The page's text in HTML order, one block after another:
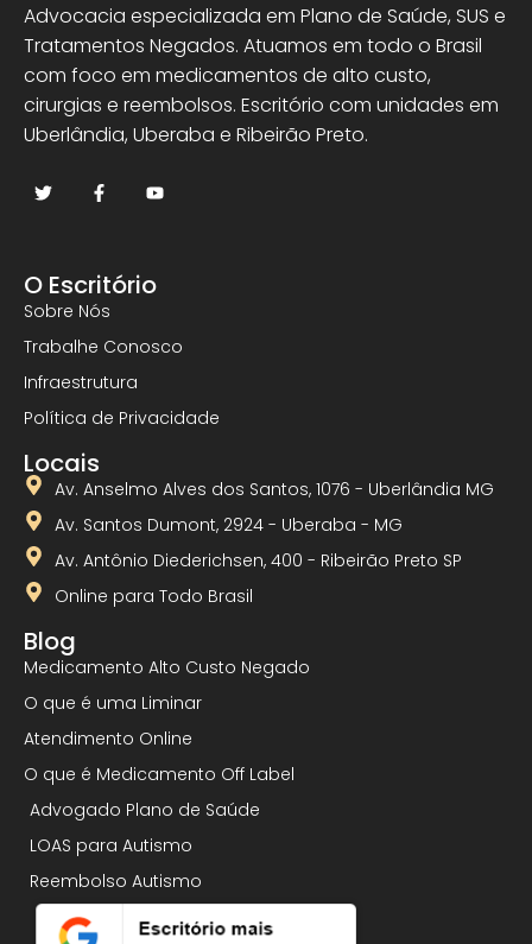
Advocacia especializada em Plano de Saúde, SUS e
Tratamentos Negados. Atuamos em todo o Brasil
com foco em medicamentos de alto custo,
cirurgias e reembolsos. Escritório com unidades em
Uberlândia, Uberaba e Ribeirão Preto.
O Escritório
Sobre Nós
Trabalhe Conosco
Infraestrutura
Política de Privacidade
Locais
Av. Anselmo Alves dos Santos, 1076 - Uberlândia MG
Av. Santos Dumont, 2924 - Uberaba - MG
Av. Antônio Diederichsen, 400 - Ribeirão Preto SP
Online para Todo Brasil
Blog
Medicamento Alto Custo Negado
O que é uma Liminar
Atendimento Online
O que é Medicamento Off Label
Advogado Plano de Saúde
LOAS para Autismo
Reembolso Autismo